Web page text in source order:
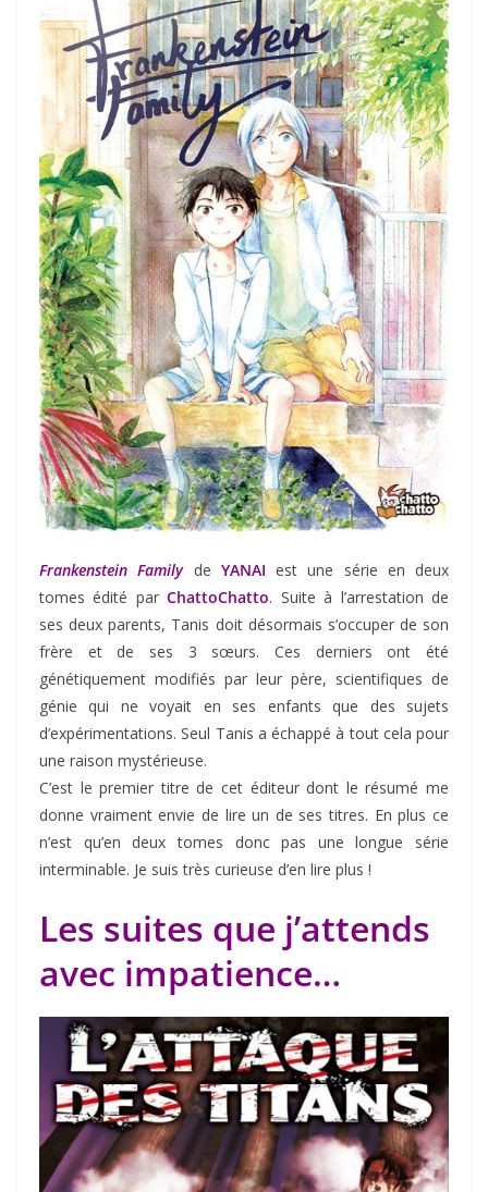
Frankenstein Family de YANAI est une série en deux
tomes édité parChattoChatto. Suite à l’arrestation de
ses deux parents, Tanis doit désormais s’occuper de son
frère et de ses 3 sœurs. Ces derniers ont été
génétiquement modifiés par leur père, scientifiques de
génie qui ne voyait en ses enfants que des sujets
d’expérimentations. Seul Tanis a échappé à tout cela pour
une raison mystérieuse.
C’est le premier titre de cet éditeur dont le résumé me
donne vraiment envie de lire un de ses titres. En plus ce
n’est qu’en deux tomes donc pas une longue série
interminable. Je suis très curieuse d’en lire plus !
Les suites que j’attends
avec impatience…